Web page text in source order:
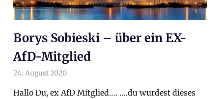
Borys Sobieski – über ein EX-
AfD-Mitglied
24. August 2020
Hallo Du, ex AfD Mitglied…. ….du wurdest dieses